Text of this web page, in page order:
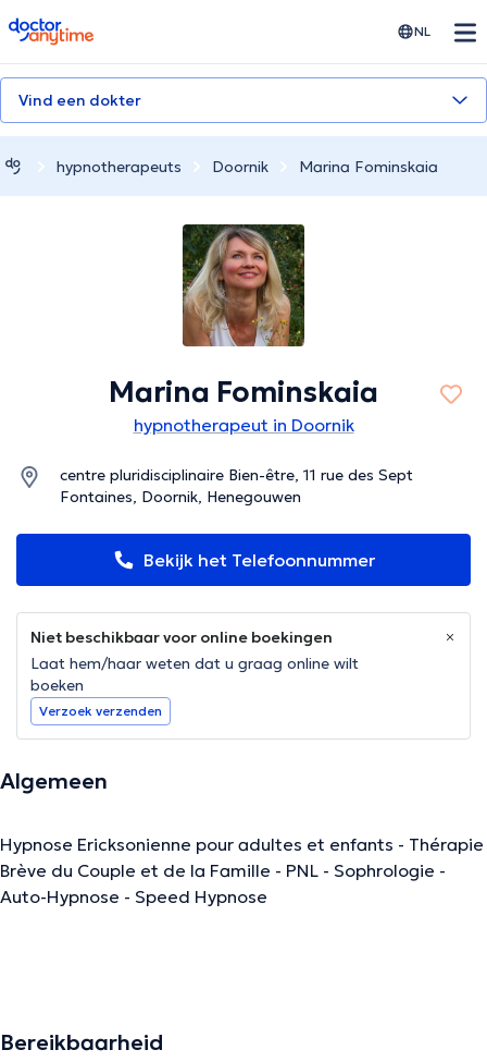
doctoranytime NL
Vind een dokter
hypnotherapeuts Doornik Marina Fominskaia
Marina Fominskaia
hypnotherapeut in Doornik
centre pluridisciplinaire Bien-être, 11 rue des Sept
Fontaines, Doornik, Henegouwen
Bekijk het Telefoonnummer
Niet beschikbaar voor online boekingen
Laat hem/haar weten dat u graag online wilt
boeken
Verzoek verzenden
Algemeen
Hypnose Ericksonienne pour adultes et enfants - Thérapie
Brève du Couple et de la Famille - PNL - Sophrologie -
Auto-Hypnose - Speed Hypnose
Bereikbaarheid